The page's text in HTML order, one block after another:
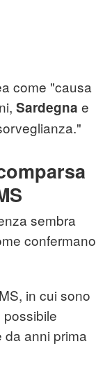
come "causa
Sardegna e
sembra
confermano
in cui sono
possibile
anni prima